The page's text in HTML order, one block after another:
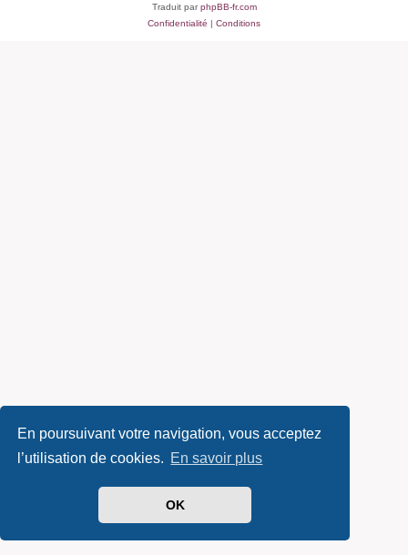
En poursuivant votre navigation, vous acceptez
l’utilisation de cookies. En savoir plus
OK
Traduit parphpBB-fr.com
Confidentialité | Conditions